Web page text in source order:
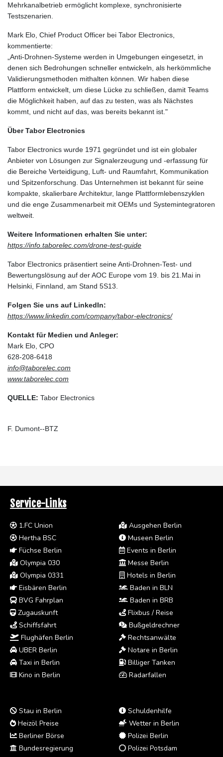
Mehrkanalbetrieb ermöglicht komplexe, synchronisierte
Testszenarien.
Mark Elo, Chief Product Officer bei Tabor Electronics,
kommentierte:
„Anti-Drohnen-Systeme werden in Umgebungen eingesetzt, in
denen sich Bedrohungen schneller entwickeln, als herkömmliche
Validierungsmethoden mithalten können. Wir haben diese
Plattform entwickelt, um diese Lücke zu schließen, damit Teams
die Möglichkeit haben, auf das zu testen, was als Nächstes
kommt, und nicht auf das, was bereits bekannt ist."
Über Tabor Electronics
Tabor Electronics wurde 1971 gegründet und ist ein globaler
Anbieter von Lösungen zur Signalerzeugung und -erfassung für
die Bereiche Verteidigung, Luft- und Raumfahrt, Kommunikation
und Spitzenforschung. Das Unternehmen ist bekannt für seine
kompakte, skalierbare Architektur, lange Plattformlebenszyklen
und die enge Zusammenarbeit mit OEMs und Systemintegratoren
weltweit.
Weitere Informationen erhalten Sie unter:
https://info.taborelec.com/drone-test-guide
Tabor Electronics präsentiert seine Anti-Drohnen-Test- und
Bewertungslösung auf der AOC Europe vom 19. bis 21.Mai in
Helsinki, Finnland, am Stand 5S13.
Folgen Sie uns auf LinkedIn:
https://www.linkedin.com/company/tabor-electronics/
Kontakt für Medien und Anleger:
Mark Elo, CPO
628-208-6418
info@taborelec.com
www.taborelec.com
QUELLE: Tabor Electronics
F. Dumont--BTZ
Service-Links
1.FC Union
Hertha BSC
Füchse Berlin
Olympia 030
Olympia 0331
Eisbären Berlin
BVG Fahrplan
Zugauskunft
Schiffsfahrt
Flughäfen Berlin
UBER Berlin
Taxi in Berlin
Kino in Berlin
Ausgehen Berlin
Museen Berlin
Events in Berlin
Messe Berlin
Hotels in Berlin
Baden in BLN
Baden in BRB
Flixbus / Reise
Bußgeldrechner
Rechtsanwälte
Notare in Berlin
Billiger Tanken
Radarfallen
Stau in Berlin
Heizöl Preise
Berliner Börse
Bundesregierung
Schuldenhilfe
Wetter in Berlin
Polizei Berlin
Polizei Potsdam